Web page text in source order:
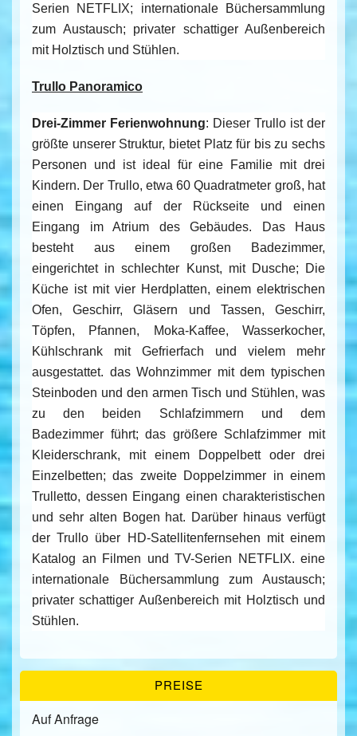
Serien NETFLIX; internationale Büchersammlung
zum Austausch; privater schattiger Außenbereich
mit Holztisch und Stühlen.
Trullo Panoramico
Drei-Zimmer Ferienwohnung: Dieser Trullo ist der
größte unserer Struktur, bietet Platz für bis zu sechs
Personen und ist ideal für eine Familie mit drei
Kindern. Der Trullo, etwa 60 Quadratmeter groß, hat
einen Eingang auf der Rückseite und einen
Eingang im Atrium des Gebäudes. Das Haus
besteht aus einem großen Badezimmer,
eingerichtet in schlechter Kunst, mit Dusche; Die
Küche ist mit vier Herdplatten, einem elektrischen
Ofen, Geschirr, Gläsern und Tassen, Geschirr,
Töpfen, Pfannen, Moka-Kaffee, Wasserkocher,
Kühlschrank mit Gefrierfach und vielem mehr
ausgestattet. das Wohnzimmer mit dem typischen
Steinboden und den armen Tisch und Stühlen, was
zu den beiden Schlafzimmern und dem
Badezimmer führt; das größere Schlafzimmer mit
Kleiderschrank, mit einem Doppelbett oder drei
Einzelbetten; das zweite Doppelzimmer in einem
Trulletto, dessen Eingang einen charakteristischen
und sehr alten Bogen hat. Darüber hinaus verfügt
der Trullo über HD-Satellitenfernsehen mit einem
Katalog an Filmen und TV-Serien NETFLIX. eine
internationale Büchersammlung zum Austausch;
privater schattiger Außenbereich mit Holztisch und
Stühlen.
PREISE
Auf Anfrage